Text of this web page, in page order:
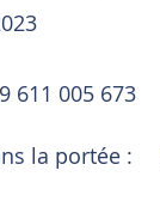
611 005 673
la portée :